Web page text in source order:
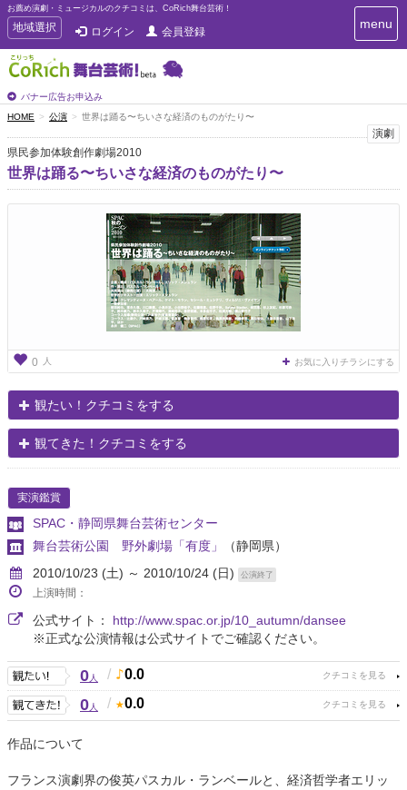
お薦め演劇・ミュージカルのクチコミは、CoRich舞台芸術！
T
o
g
g
e
n
a
v
i
g
地域選択 ログイン 会員登録
バナー広告お申込み
T
o
i
g
menu
HOME 公演 世界は踊る〜ちいさな経済のものがたり〜
演劇
県民参加体験創作劇場2010
世界は踊る〜ちいさな経済のものがたり〜
0 人 お気に入りチラシにする
観たい！クチコミをする
観てきた！クチコミをする
実演鑑賞
SPAC・静岡県舞台芸術センター
舞台芸術公園 野外劇場「有度」
（静岡県）
2010/10/23 (土) ～ 2010/10/24 (日)
公演終了
上演時間：
公式サイト： http://www.spac.or.jp/10_autumn/dansee
※正式な公演情報は公式サイトでご確認ください。
0人 / 0.0
0人 / 0.0
作品について
フランス演劇界の俊英パスカル・ランベールと、経済哲学者エリッ